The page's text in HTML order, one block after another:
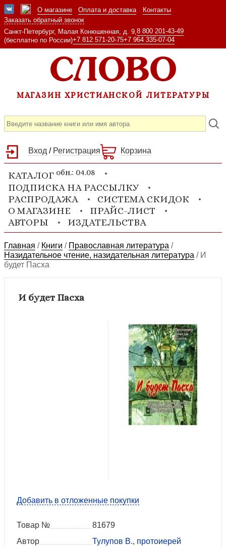
О магазине Оплата и доставка
Контакты
Заказать обратный звонок
Санкт-Петербург, Малая Конюшенная, д. 9, 8 800 201-43-49
(бесплатно по России)+7 812 571-20-75+7 964 335-07-04
МАГАЗИН ХРИСТИАНСКОЙ ЛИТЕРАТУРЫ
Вход / Регистрация Корзина
КАТАЛОГ обн.: 04.08
ПОДПИСКА НА РАССЫЛКУ
РАСПРОДАЖА
СИСТЕМА СКИДОК
О МАГАЗИНЕ
ПРАЙС-ЛИСТ
АВТОРЫ
ИЗДАТЕЛЬСТВА
Главная / Книги / Православная литература /
Назидательное чтение, назидательная литература / И
будет Пасха
И будет Пасха
Добавить в отложенные покупки
Товар №
81679
Автор
Тулупов В., протоиерей